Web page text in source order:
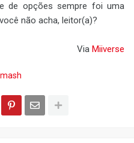
de opções sempre foi uma
não acha, leitor(a)?
Via Miiverse